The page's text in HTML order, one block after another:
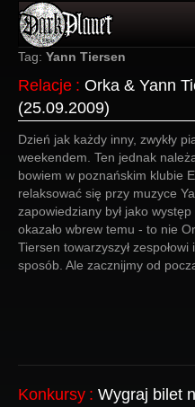
Artykuły
Użytkownicy
Wydarzenia
Galeria
Forum
Więcej
Login
Tag: Yann Tiersen
Relacje : Orka & Yann
(25.09.2009)
Dzień jak każdy inny, zwykły
weekendem. Ten jednak
bowiem w poznańskim klubie
relaksować się przy muzyce
zapowiedziany był jako
okazało wbrew temu - to nie
Tiersen towarzyszył
sposób. Ale zacznijmy od
Konkursy : Wygraj bilet